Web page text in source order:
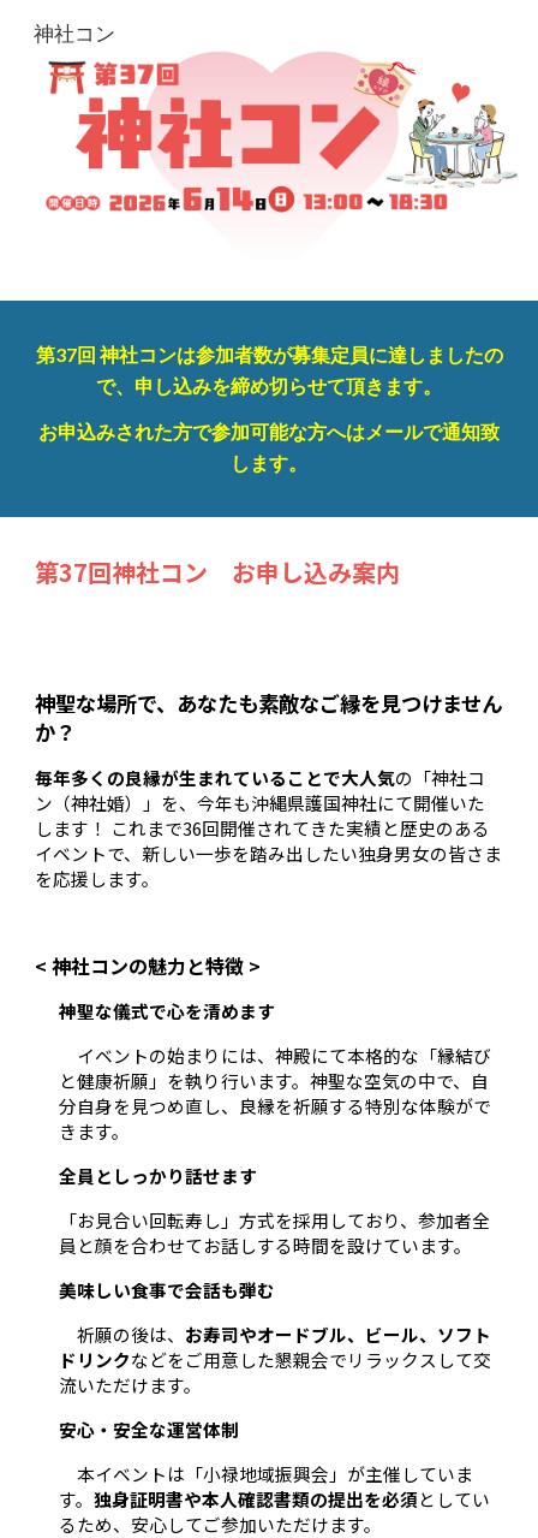
Skip to main content
神社コン
第37回 神社コンは参加者数が募集定員に達しましたの
で、申し込みを締め切らせて頂きます。
お申込みされた方で参加可能な方へはメールで通知致
します。
第37回神社コン お申し込み案内
神聖な場所で、あなたも素敵なご縁を見つけません
か？
毎年多くの良縁が生まれていることで大人気の「神社コ
ン（神社婚）」を、今年も沖縄県護国神社にて開催いた
します！ これまで36回開催されてきた実績と歴史のある
イベントで、新しい一歩を踏み出したい独身男女の皆さま
を応援します。
< 神社コンの魅力と特徴 >
神聖な儀式で心を清めます
イベントの始まりには、神殿にて本格的な「縁結び
と健康祈願」を執り行います。神聖な空気の中で、自
分自身を見つめ直し、良縁を祈願する特別な体験がで
きます。
全員としっかり話せます
「お見合い回転寿し」方式を採用しており、参加者全
員と顔を合わせてお話しする時間を設けています。
美味しい食事で会話も弾む
祈願の後は、 お寿司やオードブル、ビール、ソフト
ドリンクなどをご用意した懇親会でリラックスして交
流いただけます。
安心・安全な運営体制
本イベントは「小禄地域振興会」が主催していま
す。独身証明書や本人確認書類の提出を必須としてい
るため、安心してご参加いただけます。